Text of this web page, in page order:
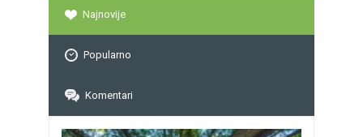
Najnovije
Popularno
Komentari